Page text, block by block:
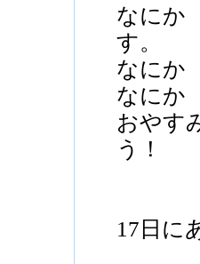
なにか
す。
なにか
なにか
おやす
う！
17日に